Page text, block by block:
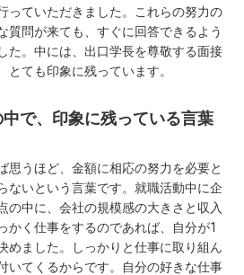
っていただきました。これらの努力の
質問が来ても、すぐに回答できるよう
た。中には、出口学長を尊敬する面接
ても印象に残っています。
で、印象に残っている言葉
思うほど、金額に相応の努力を必要と
ないという言葉です。就職活動中に企
の中に、会社の規模感の大きさと収入
かく仕事をするのであれば、自分が1
めました。しっかりと仕事に取り組ん
いてくるからです。自分の好きな仕事